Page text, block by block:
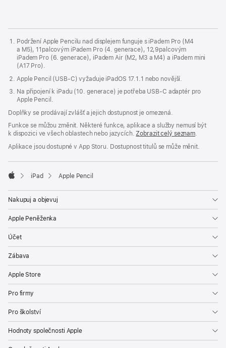
Podržení Apple Pencilu nad displejem funguje s iPadem Pro (M4
a M5), 11palcovým iPadem Pro (4. generace), 12,9palcovým
iPadem Pro (6. generace), iPadem Air (M2, M3 a M4) a iPadem mini
(A17 Pro).
Apple Pencil (USB‑C) vyžaduje iPadOS 17.1.1 nebo novější.
Na připojení k iPadu (10. generace) je potřeba USB‑C adaptér pro
Apple Pencil.
Doplňky se prodávají zvlášť a jejich dostupnost je omezená.
Funkce se můžou změnit. Některé funkce, aplikace a služby nemusí být
k dispozici ve všech oblastech nebo jazycích.Zobrazit celý seznam.
Aplikace jsou dostupné v App Storu. Dostupnost titulů se může měnit.

iPad Apple Pencil
Nakupuj a objevuj
Apple Peněženka
Účet
Zábava
Apple Store
Pro firmy
Pro školství
Hodnoty společnosti Apple